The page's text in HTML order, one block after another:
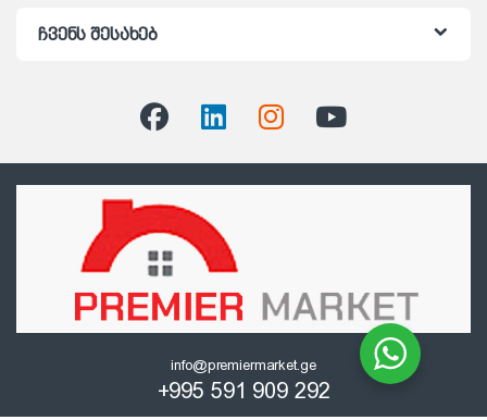
ჩვენს შესახებ
info@premiermarket.ge
+995 591 909 292